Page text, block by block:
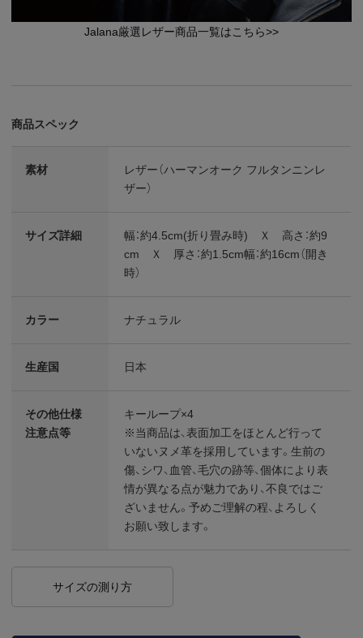
Jalana厳選レザー商品一覧はこちら>>
商品スペック
素材
レザー（ハーマンオーク フルタンニンレ
ザー）
サイズ詳細
幅：約4.5cm(折り畳み時) Ｘ 高さ：約9
cm Ｘ 厚さ：約1.5cm幅：約16cm（開き
時）
カラー ナチュラル
生産国 日本
その他仕様
注意点等
キーループ×4
※当商品は、表面加工をほとんど行って
いないヌメ革を採用しています。生前の
傷、シワ、血管、毛穴の跡等、個体により表
情が異なる点が魅力であり、不良ではご
ざいません。予めご理解の程、よろしく
お願い致します。
サイズの測り方